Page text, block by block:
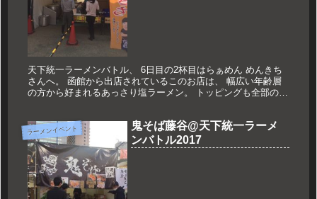
天下統一ラーメンバトル、 6日目の2杯目はらぁめん めんきち
さんへ。 函館から出店されているこのお店は、 幅広い年齢層
の方から好まれるあっさり塩ラーメン。 トッピングも全部のせ
ラーメンイベント
鬼そば藤谷@天下統一ラーメ
ンバトル2017